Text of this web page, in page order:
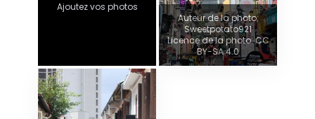
Ajoutez vos photos
Auteur de la photo:
Sweetpotato921
Licence de la photo: CC
BY-SA 4.0